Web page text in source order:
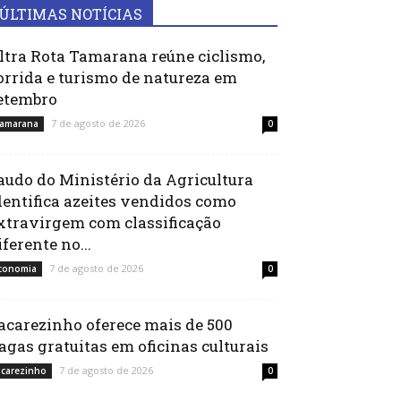
ÚLTIMAS NOTÍCIAS
Rota Tamarana reúne ciclismo,
e turismo de natureza em
7 de agosto de 2026 0
do Ministério da Agricultura
azeites vendidos como
com classificação
no...
7 de agosto de 2026 0
oferece mais de 500
gratuitas em oficinas culturais
7 de agosto de 2026 0